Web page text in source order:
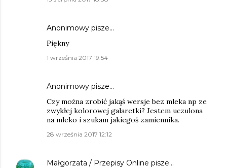
Anonimowy pisze…
Piękny
1 września 2017 19:54
Anonimowy pisze…
Czy można zrobić jakąś wersje bez mleka np ze
zwykłej kolorowej galaretki? Jestem uczulona
na mleko i szukam jakiegoś zamiennika.
28 września 2017 12:12
Małgorzata / Przepisy Online pisze…